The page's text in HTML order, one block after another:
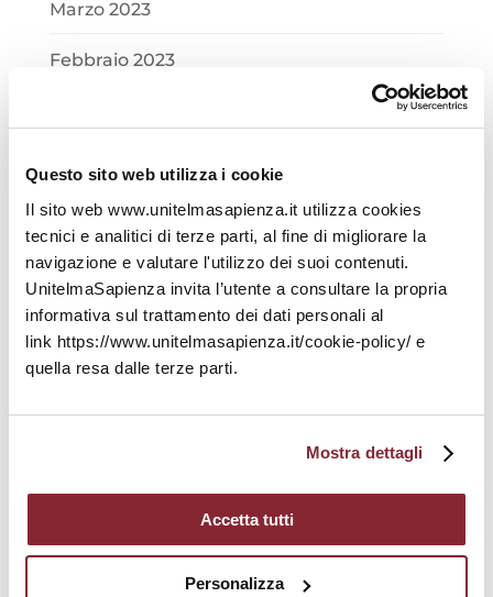
Questo sito web utilizza i cookie
Il sito web www.unitelmasapienza.it utilizza cookies
tecnici e analitici di terze parti, al fine di migliorare la
navigazione e valutare l'utilizzo dei suoi contenuti.
UnitelmaSapienza invita l’utente a consultare la propria
informativa sul trattamento dei dati personali al
link https://www.unitelmasapienza.it/cookie-policy/ e
quella resa dalle terze parti.
Mostra dettagli
Accetta tutti
Personalizza
Marzo 2023
Febbraio 2023
Novembre 2022
Ottobre 2022
Settembre 2022
Agosto 2022
Luglio 2022